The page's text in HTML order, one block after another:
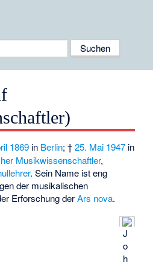
1869 in Berlin; †25. Mai 1947 in
Musikwissenschaftler,
. Sein Name ist eng
der musikalischen
Erforschung derArs nova.
J
o
h